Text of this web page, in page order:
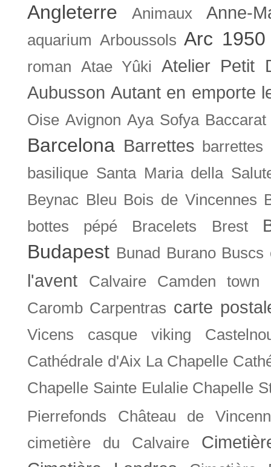
Angleterre Animaux Anne-
aquarium Arboussols Arc 1950
roman Atae Yûki
Atelier Petit
Aubusson Autant en emporte
Oise Avignon Aya Sofya Baccarat
Barcelona Barrettes barrettes
basilique Santa Maria della
Beynac Bleu Bois de Vincennes
bottes pépé
Bracelets Brest
Budapest Bunad Burano Buscs
l'avent Calvaire Camden town
Caromb Carpentras carte
Vicens casque viking
Cathédrale d'Aix La Chapelle
Chapelle Sainte Eulalie Chapelle
Pierrefonds
Château de
cimetière du Calvaire